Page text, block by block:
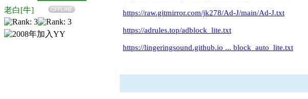
老白[牛] OFFLINE https://raw.gitmirror.com/jk278/Ad-J/main/Ad-J.txt
https://adrules.top/adblock_lite.txt
https://lingeringsound.github.io ... block_auto_lite.txt